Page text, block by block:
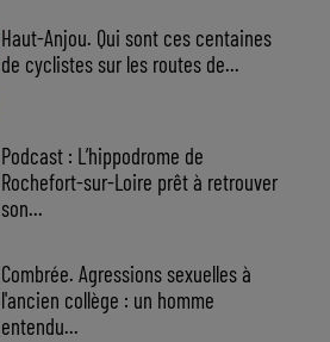
Haut-Anjou. Qui sont ces centaines
de cyclistes sur les routes de...
Podcast : L’hippodrome de
Rochefort-sur-Loire prêt à retrouver
son...
Combrée. Agressions sexuelles à
l'ancien collège : un homme
entendu...